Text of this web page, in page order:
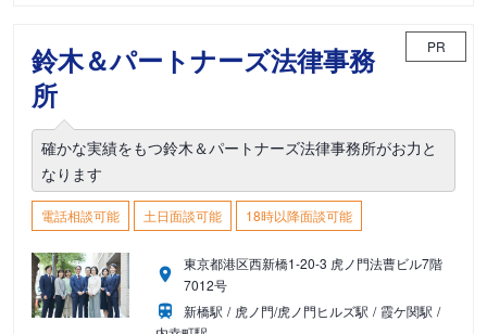
鈴木＆パートナーズ法律事務
所
PR
確かな実績をもつ鈴木＆パートナーズ法律事務所がお力と
なります
電話相談可能 土日面談可能 18時以降面談可能
東京都港区西新橋1-20-3 虎ノ門法曹ビル7階
7012号
新橋駅
虎ノ門/虎ノ門ヒルズ駅
霞ケ関駅